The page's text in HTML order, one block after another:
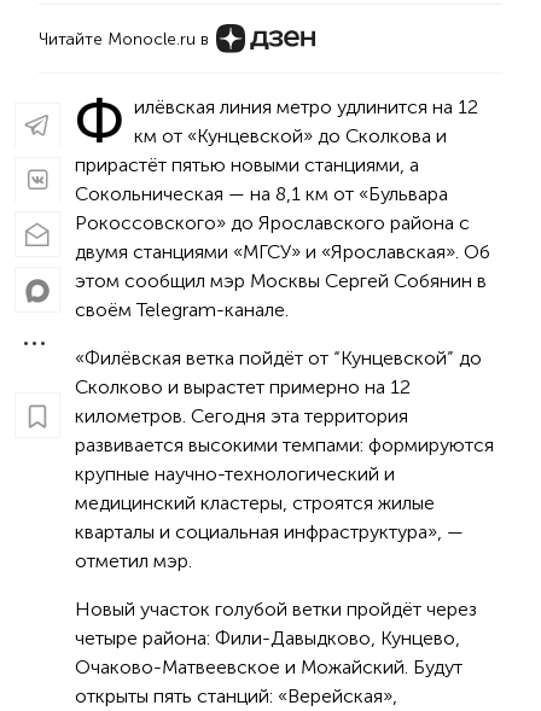
Читайте Monocle.ru в
Ф илёвская линия метро удлинится на 12
км от «Кунцевской» до Сколкова и
прирастёт пятью новыми станциями, а
Сокольническая — на 8,1 км от «Бульвара
Рокоссовского» до Ярославского района с
двумя станциями «МГСУ» и «Ярославская». Об
этом сообщил мэр Москвы Сергей Собянин в
своём Telegram-канале.
«Филёвская ветка пойдёт от “Кунцевской” до
Сколково и вырастет примерно на 12
километров. Сегодня эта территория
развивается высокими темпами: формируются
крупные научно-технологический и
медицинский кластеры, строятся жилые
кварталы и социальная инфраструктура», —
отметил мэр.
Новый участок голубой ветки пройдёт через
четыре района: Фили-Давыдково, Кунцево,
Очаково-Матвеевское и Можайский. Будут
открыты пять станций: «Верейская»,